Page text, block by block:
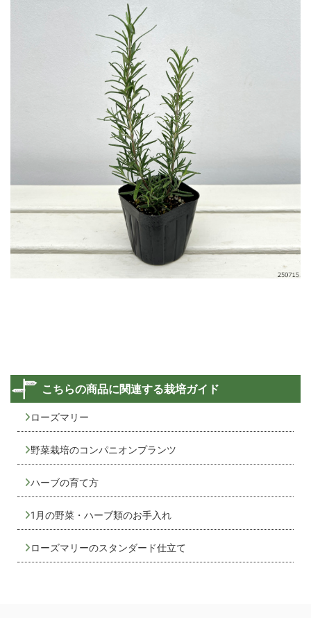
こちらの商品に関連する栽培ガイド
ローズマリー
野菜栽培のコンパニオンプランツ
ハーブの育て方
1月の野菜・ハーブ類のお手入れ
ローズマリーのスタンダード仕立て